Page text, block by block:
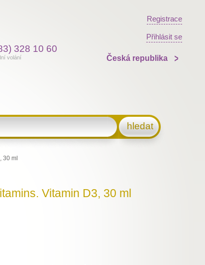
328 10 60
volání
Registrace
Přihlásit se
Česká republika
hledat
30 ml
Vitamin D3, 30 ml